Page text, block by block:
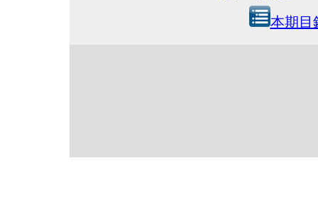
本期目